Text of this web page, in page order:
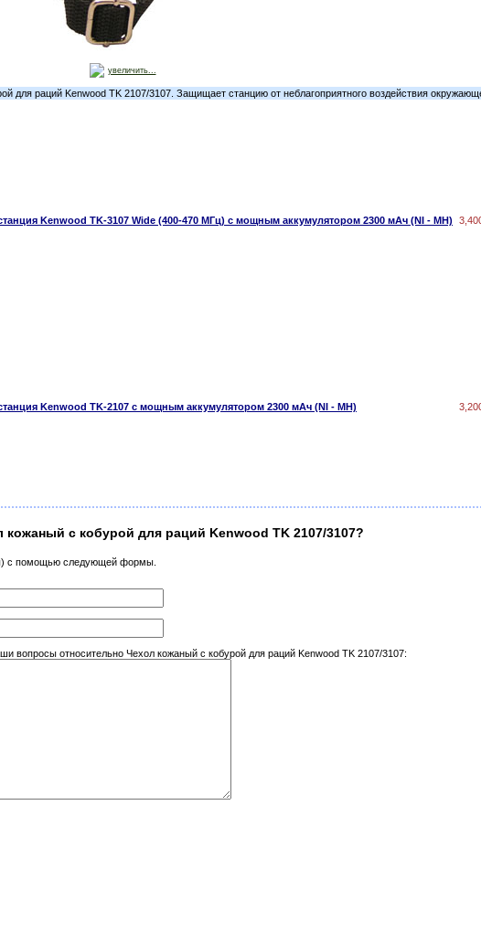
увеличить...
для раций Kenwood TK 2107/3107. Защищает станцию от неблагоприятного воздействия
Kenwood TK-3107 Wide (400-470 МГц) с мощным аккумулятором 2300 мАч (NI - MH)
Kenwood TK-2107 с мощным аккумулятором 2300 мАч (NI - MH)
с кобурой для раций Kenwood TK 2107/3107?
с помощью следующей формы.
вопросы относительно Чехол кожаный с кобурой для раций Kenwood TK 2107/3107: